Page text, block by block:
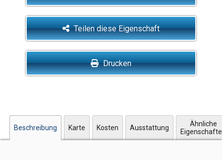
Teilen diese Eigenschaft
Drucken
Beschreibung Karte Kosten Ausstattung
Ähnliche